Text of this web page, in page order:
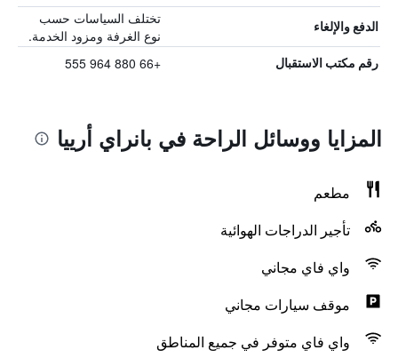
الدفع والإلغاء
تختلف السياسات حسب
نوع الغرفة ومزود الخدمة.
رقم مكتب الاستقبال +66 880 964 555
المزايا ووسائل الراحة في بانراي أرييا
مطعم
تأجير الدراجات الهوائية
واي فاي مجاني
موقف سيارات مجاني
واي فاي متوفر في جميع المناطق